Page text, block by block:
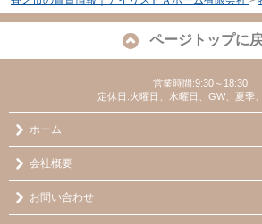
ページトップに
営業時間:9:30～18:30
定休日:火曜日、水曜日、GW、夏季
ホーム
会社概要
お問い合わせ